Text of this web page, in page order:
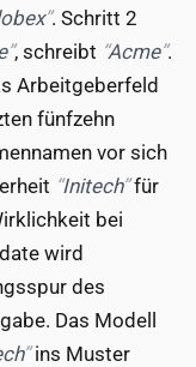
. Schritt 2
, schreibt Acme .
Arbeitgeberfeld
fünfzehn
vor sich
Initech für
bei
wird
des
Das Modell
ins Muster